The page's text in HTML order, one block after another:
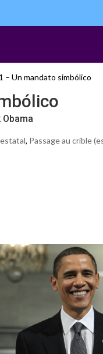
– Un mandato simbólico
, Passage au crible